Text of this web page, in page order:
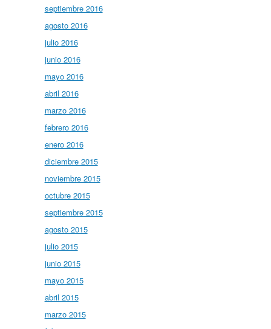
septiembre 2016
agosto 2016
julio 2016
junio 2016
mayo 2016
abril 2016
marzo 2016
febrero 2016
enero 2016
diciembre 2015
noviembre 2015
octubre 2015
septiembre 2015
agosto 2015
julio 2015
junio 2015
mayo 2015
abril 2015
marzo 2015